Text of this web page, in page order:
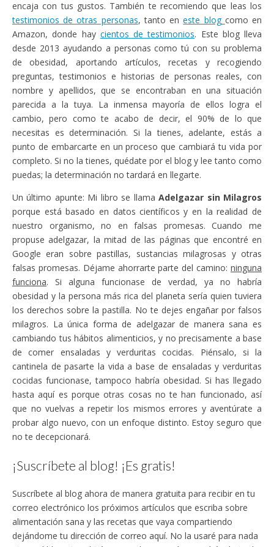
encaja con tus gustos. También te recomiendo que leas los
testimonios de otras personas, tanto eneste blog como en
Amazon, donde hay cientos de testimonios. Este blog lleva
desde 2013 ayudando a personas como tú con su problema
de obesidad, aportando artículos, recetas y recogiendo
preguntas, testimonios e historias de personas reales, con
nombre y apellidos, que se encontraban en una situación
parecida a la tuya. La inmensa mayoría de ellos logra el
cambio, pero como te acabo de decir, el 90% de lo que
necesitas es determinación. Si la tienes, adelante, estás a
punto de embarcarte en un proceso que cambiará tu vida por
completo. Si no la tienes, quédate por el blog y lee tanto como
puedas; la determinación no tardará en llegarte.
Un último apunte: Mi libro se llamaAdelgazar sin Milagros
porque está basado en datos científicos y en la realidad de
nuestro organismo, no en falsas promesas. Cuando me
propuse adelgazar, la mitad de las páginas que encontré en
Google eran sobre pastillas, sustancias milagrosas y otras
falsas promesas. Déjame ahorrarte parte del camino: ninguna
funciona. Si alguna funcionase de verdad, ya no habría
obesidad y la persona más rica del planeta sería quien tuviera
los derechos sobre la pastilla. No te dejes engañar por falsos
milagros. La única forma de adelgazar de manera sana es
cambiando tus hábitos alimenticios, y no precisamente a base
de comer ensaladas y verduritas cocidas. Piénsalo, si la
cantinela de pasarte la vida a base de ensaladas y verduritas
cocidas funcionase, tampoco habría obesidad. Si has llegado
hasta aquí es porque otras cosas no te han funcionado, así
que no vuelvas a repetir los mismos errores y aventúrate a
probar algo nuevo, con un enfoque distinto. Estoy seguro que
no te decepcionará.
¡Suscríbete al blog! ¡Es gratis!
Suscríbete al blog ahora de manera gratuita para recibir en tu
correo electrónico los próximos artículos que escriba sobre
alimentación sana y las recetas que vaya compartiendo
dejándome tu dirección de correo aquí. No la usaré para nada